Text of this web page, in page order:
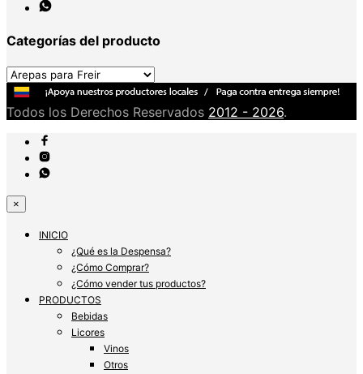
Categorías del producto
Todos los Derechos Reservados 2012 - 2026.
×
INICIO
¿Qué es la Despensa?
¿Cómo Comprar?
¿Cómo vender tus productos?
PRODUCTOS
Bebidas
Licores
Vinos
Otros